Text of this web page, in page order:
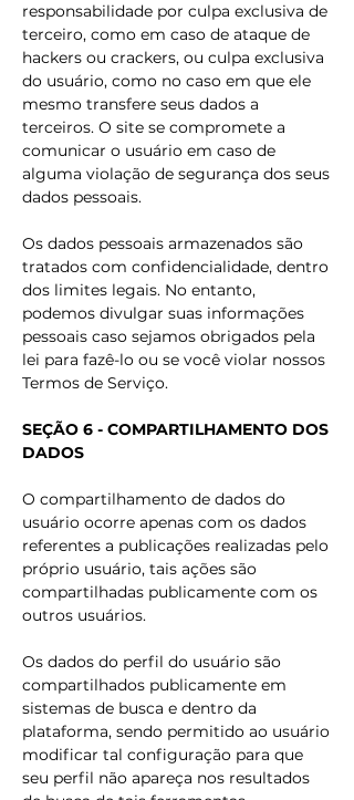
responsabilidade por culpa exclusiva de
terceiro, como em caso de ataque de
hackers ou crackers, ou culpa exclusiva
do usuário, como no caso em que ele
mesmo transfere seus dados a
terceiros. O site se compromete a
comunicar o usuário em caso de
alguma violação de segurança dos seus
dados pessoais.
Os dados pessoais armazenados são
tratados com confidencialidade, dentro
dos limites legais. No entanto,
podemos divulgar suas informações
pessoais caso sejamos obrigados pela
lei para fazê-lo ou se você violar nossos
Termos de Serviço.
SEÇÃO 6 - COMPARTILHAMENTO DOS
DADOS
O compartilhamento de dados do
usuário ocorre apenas com os dados
referentes a publicações realizadas pelo
próprio usuário, tais ações são
compartilhadas publicamente com os
outros usuários.
Os dados do perfil do usuário são
compartilhados publicamente em
sistemas de busca e dentro da
plataforma, sendo permitido ao usuário
modificar tal configuração para que
seu perfil não apareça nos resultados